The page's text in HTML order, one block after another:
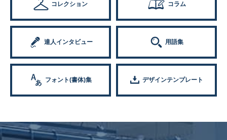
コレクション コラム
達人インタビュー 用語集
フォント(書体)集 デザインテンプレート